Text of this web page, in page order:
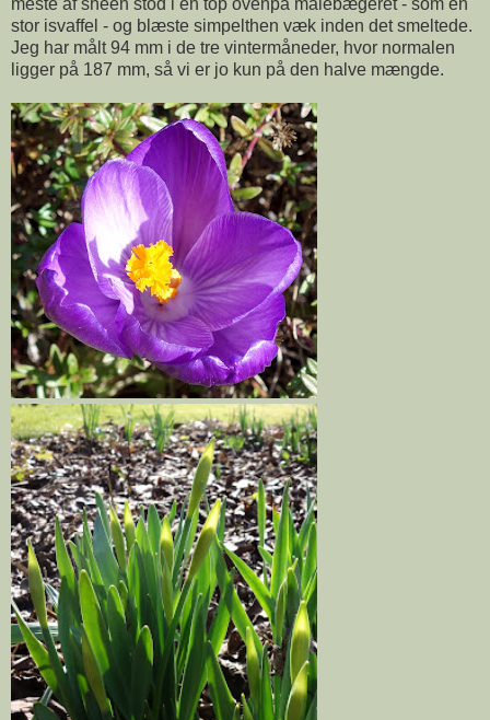
meste af sneen stod i en top ovenpå målebægeret - som en
stor isvaffel - og blæste simpelthen væk inden det smeltede.
Jeg har målt 94 mm i de tre vintermåneder, hvor normalen
ligger på 187 mm, så vi er jo kun på den halve mængde.